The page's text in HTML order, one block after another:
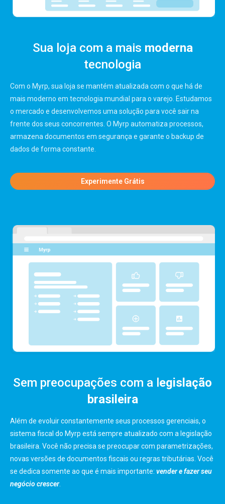
Sua loja com a mais moderna
tecnologia
Com o Myrp, sua loja se mantém atualizada com o que há de
mais moderno em tecnologia mundial para o varejo. Estudamos
o mercado e desenvolvemos uma solução para você sair na
frente dos seus concorrentes. O Myrp automatiza processos,
armazena documentos em segurança e garante o backup de
dados de forma constante.
Experimente Grátis
Sem preocupações com a legislação
brasileira
Além de evoluir constantemente seus processos gerenciais, o
sistema fiscal do Myrp está sempre atualizado com a legislação
brasileira. Você não precisa se preocupar com parametrizações,
novas versões de documentos fiscais ou regras tributárias. Você
se dedica somente ao que é mais importante: vender e fazer seu
negócio crescer.